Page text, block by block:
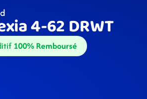
4-62 DRWT
100% Remboursé